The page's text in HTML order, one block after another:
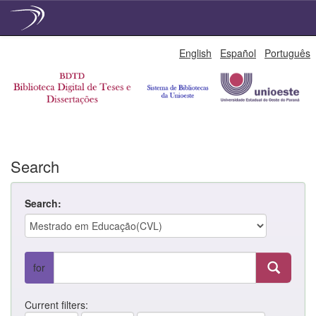
English Español Português
Search
Search:
for
Current filters: